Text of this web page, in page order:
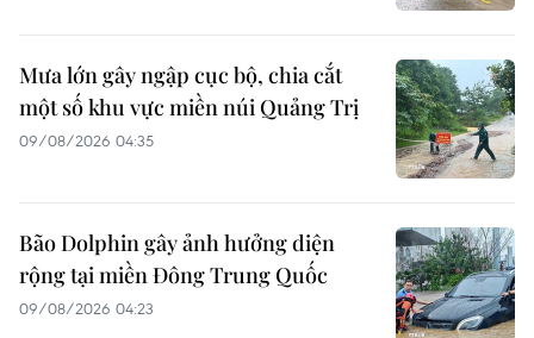
Mưa lớn gây ngập cục bộ, chia cắt
một số khu vực miền núi Quảng Trị
09/08/2026 04:35
Bão Dolphin gây ảnh hưởng diện
rộng tại miền Đông Trung Quốc
09/08/2026 04:23